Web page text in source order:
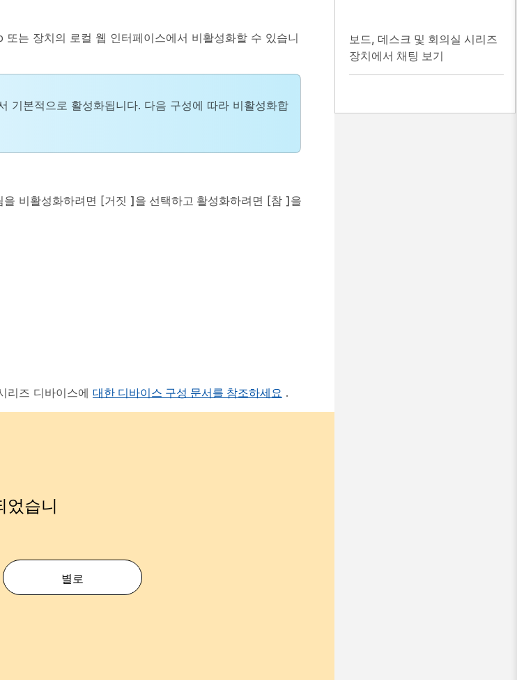
는 장치의 로컬 웹 인터페이스에서 비활성화할 수 있습니
기본적으로 활성화됩니다. 다음 구성에 따라 비활성화합
을 비활성화하려면 [거짓 ]을 선택하고 활성화하려면 [참 ]을
리즈 디바이스에 대한 디바이스 구성 문서를 참조하세요 .
었습니
별로
보드, 데스크 및 회의실 시리즈
장치에서 채팅 보기